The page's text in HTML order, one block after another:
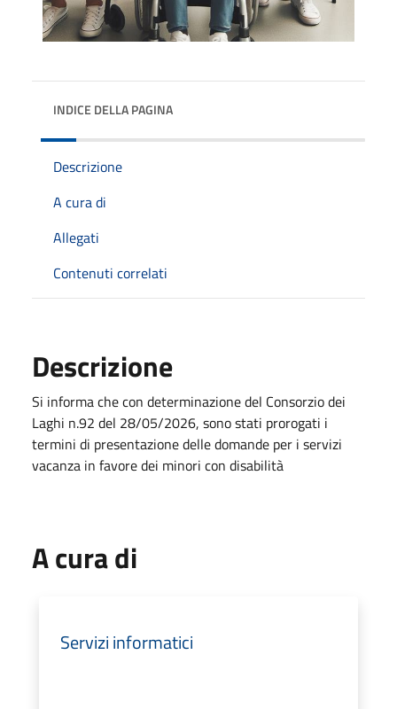
INDICE DELLA PAGINA
Descrizione
A cura di
Allegati
Contenuti correlati
Descrizione
Si informa che con determinazione del Consorzio dei
Laghi n.92 del 28/05/2026, sono stati prorogati i
termini di presentazione delle domande per i servizi
vacanza in favore dei minori con disabilità
A cura di
Servizi informatici